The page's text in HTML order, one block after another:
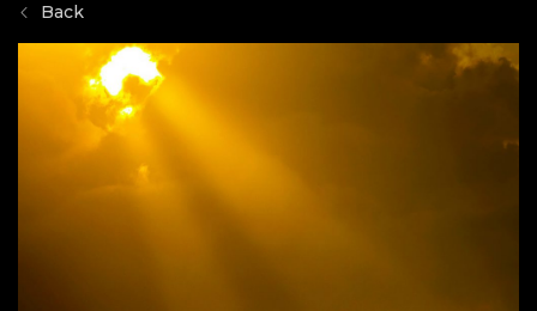
Back